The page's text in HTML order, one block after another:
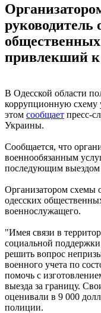
руководитель
привлекший к
В Одесской области
коррупционную схему
этом сообщает пресс-
Украины.
Сообщается, что
военнообязанным
последующим выездом
Организатором схемы
одесских
военнослужащего.
"Имея связи в
социальной
решить вопрос
военного учета по
помочь с
выезда за границу.
оценивали в 9 000
полиции.